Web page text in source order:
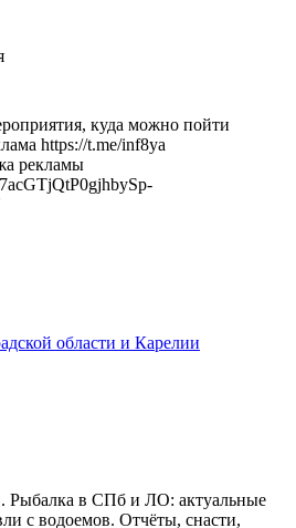
куда можно пойти
https://t.me/inf8ya
рекламы
области и Карелии
Рыбалка в СПб и ЛО: актуальные
с водоемов. Отчёты, снасти,